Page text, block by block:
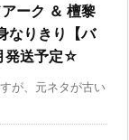
ーク ＆ 檀黎
なりきり【バ
発送予定☆
が、元ネタが古い